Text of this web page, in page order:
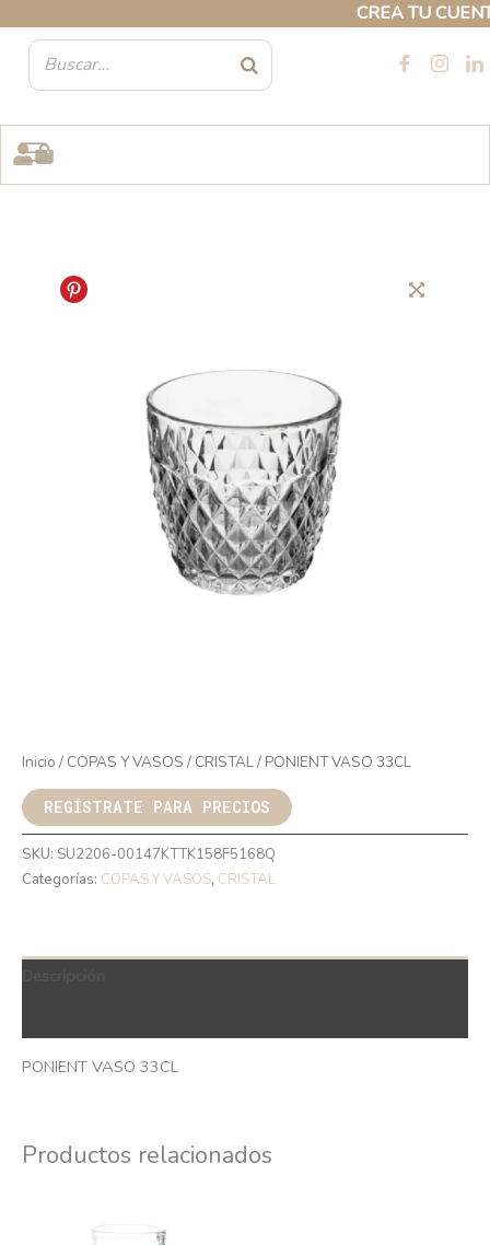
CREA TU
contenido
Inicio / COPAS Y VASOS / CRISTAL/ PONIENT VASO 33CL
REGÍSTRATE PARA PRECIOS
SKU: SU2206-00147KTTK158F5168Q
Categorías: COPAS Y VASOS, CRISTAL
PONIENT VASO 33CL
Productos relacionados